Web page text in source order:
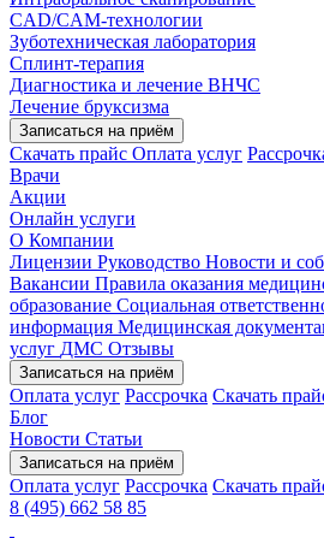
CAD/CAM-технологии
Зуботехническая лаборатория
Сплинт-терапия
Диагностика и лечение ВНЧС
Лечение бруксизма
Записаться на приём
Скачать прайс Оплата услуг
Врачи
Акции
Онлайн услуги
О Компании
Лицензии Руководство Новости и
Вакансии Правила оказания
образование Социальная
информация Медицинская
услуг ДМС Отзывы
Записаться на приём
Оплата услуг Рассрочка Скачать
Блог
Новости Статьи
Записаться на приём
Оплата услуг Рассрочка Скачать
8 (495) 662 58 85